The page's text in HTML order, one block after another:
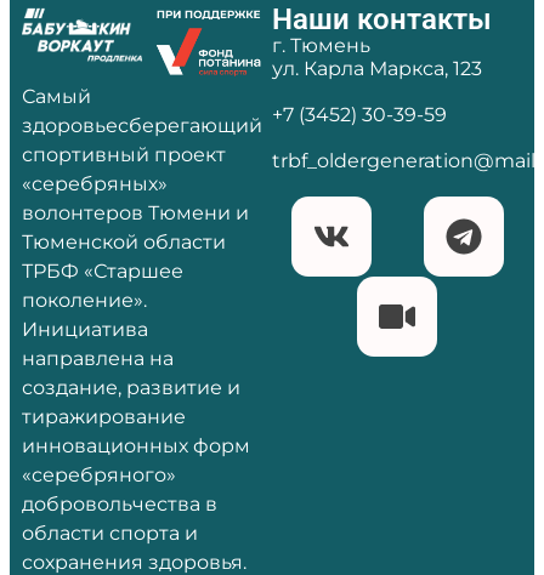
Самый
здоровьесберегающий
спортивный проект
«серебряных»
волонтеров Тюмени и
Тюменской области
ТРБФ «Старшее
поколение».
Инициатива
направлена на
создание, развитие и
тиражирование
инновационных форм
«серебряного»
добровольчества в
области спорта и
сохранения здоровья.
Наши контакты
г. Тюмень
ул. Карла Маркса, 123
+7 (3452) 30-39-59